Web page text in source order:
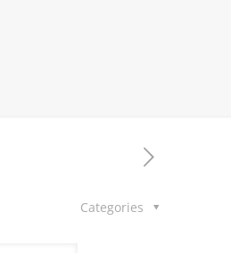
Categories